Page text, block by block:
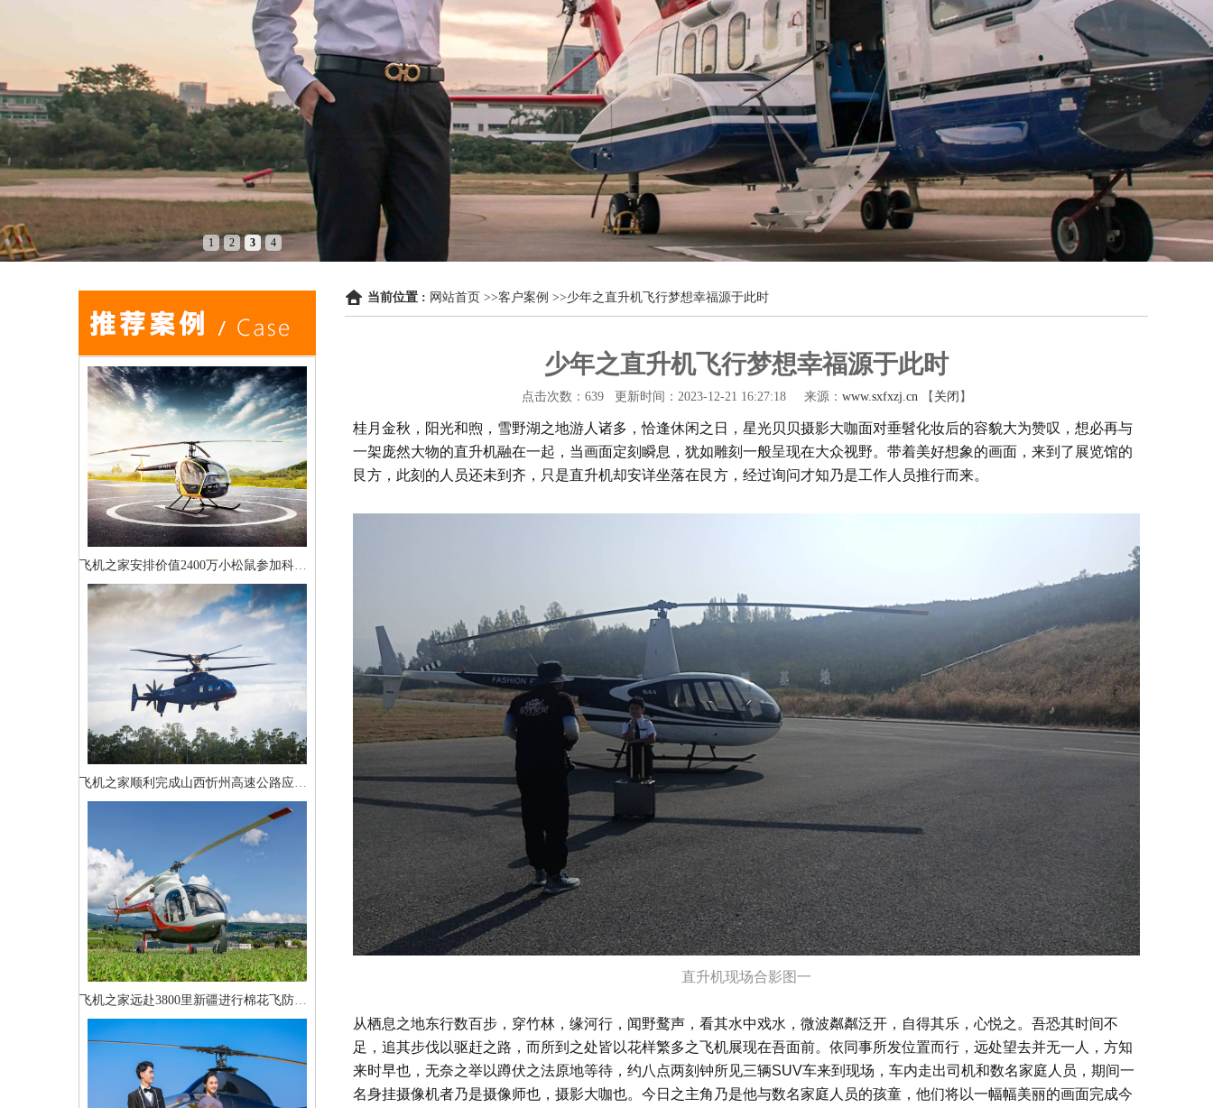
1 2 3 4
飞机之家安排价值2400万小松鼠参加科学试验
飞机之家顺利完成山西忻州高速公路应急救援演练
飞机之家远赴3800里新疆进行棉花飞防作业
当前位置 : 网站首页 >>客户案例 >>少年之直升机飞行梦想幸福源于此时
少年之直升机飞行梦想幸福源于此时
点击次数：639 更新时间：2023-12-21 16:27:18 来源： www.sxfxzj.cn【 关闭 】
桂月金秋，阳光和煦，雪野湖之地游人诸多，恰逢休闲之日，星光贝贝摄影大咖面对垂髫化妆后的容貌大为赞叹，想必再与
一架庞然大物的直升机融在一起，当画面定刻瞬息，犹如雕刻一般呈现在大众视野。带着美好想象的画面，来到了展览馆的
艮方，此刻的人员还未到齐，只是直升机却安详坐落在艮方，经过询问才知乃是工作人员推行而来。
直升机现场合影图一
从栖息之地东行数百步，穿竹林，缘河行，闻野鹜声，看其水中戏水，微波粼粼泛开，自得其乐，心悦之。吾恐其时间不
足，追其步伐以驱赶之路，而所到之处皆以花样繁多之飞机展现在吾面前。依同事所发位置而行，远处望去并无一人，方知
来时早也，无奈之举以蹲伏之法原地等待，约八点两刻钟所见三辆SUV车来到现场，车内走出司机和数名家庭人员，期间一
名身挂摄像机者乃是摄像师也，摄影大咖也。今日之主角乃是他与数名家庭人员的孩童，他们将以一幅幅美丽的画面完成今